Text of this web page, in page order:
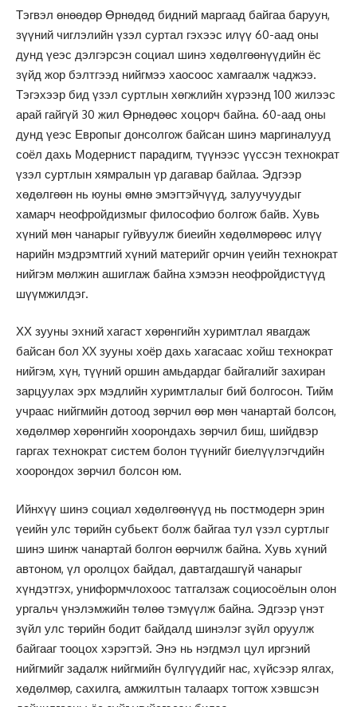
Тэгвэл өнөөдөр Өрнөдөд бидний маргаад байгаа баруун,
зүүний чиглэлийн үзэл суртал гэхээс илүү 60-аад оны
дунд үеэс дэлгэрсэн социал шинэ хөдөлгөөнүүдийн ёс
зүйд жор бэлтгээд нийгмээ хаосоос хамгаалж чаджээ.
Тэгэхээр бид үзэл суртлын хөгжлийн хүрээнд 100 жилээс
арай гайгүй 30 жил Өрнөдөөс хоцорч байна. 60-аад оны
дунд үеэс Европыг донсолгож байсан шинэ маргиналууд
соёл дахь Модернист парадигм, түүнээс үүссэн технократ
үзэл суртлын хямралын үр дагавар байлаа. Эдгээр
хөдөлгөөн нь юуны өмнө эмэгтэйчүүд, залуучуудыг
хамарч неофройдизмыг философио болгож байв. Хувь
хүний мөн чанарыг гуйвуулж биеийн хөдөлмөрөөс илүү
нарийн мэдрэмтгий хүний материйг орчин үеийн технократ
нийгэм мөлжин ашиглаж байна хэмээн неофройдистүүд
шүүмжилдэг.
ХХ зууны эхний хагаст хөрөнгийн хуримтлал явагдаж
байсан бол XX зууны хоёр дахь хагасаас хойш технократ
нийгэм, хүн, түүний оршин амьдардаг байгалийг захиран
зарцуулах эрх мэдлийн хуримтлалыг бий болгосон. Тийм
учраас нийгмийн дотоод зөрчил өөр мөн чанартай болсон,
хөдөлмөр хөрөнгийн хоорондаxь зөрчил биш, шийдвэр
гаргах технократ систем болон түүнийг биелүүлэгчдийн
хоорондох зөрчил болсон юм.
Ийнхүү шинэ социал хөдөлгөөнүүд нь постмодерн эрин
үеийн улс төрийн субьект болж байгаа тул үзэл суртлыг
шинэ шинж чанартай болгон өөрчилж байна. Хувь хүний
автоном, үл оролцох байдал, давтагдашгүй чанарыг
хүндэтгэх, униформчлохоос татгалзаж социосоёлын олон
ургальч үнэлэмжийн төлөө тэмүүлж байна. Эдгээр үнэт
зүйл улс төрийн бодит байдалд шинэлэг зүйл оруулж
байгааг тооцох хэрэгтэй. Энэ нь нэгдмэл цул иргэний
нийгмийг задалж нийгмийн бүлгүүдийг нас, хүйсээр ялгах,
хөдөлмөр, сахилга, амжилтын талаарх тогтож хэвшсэн